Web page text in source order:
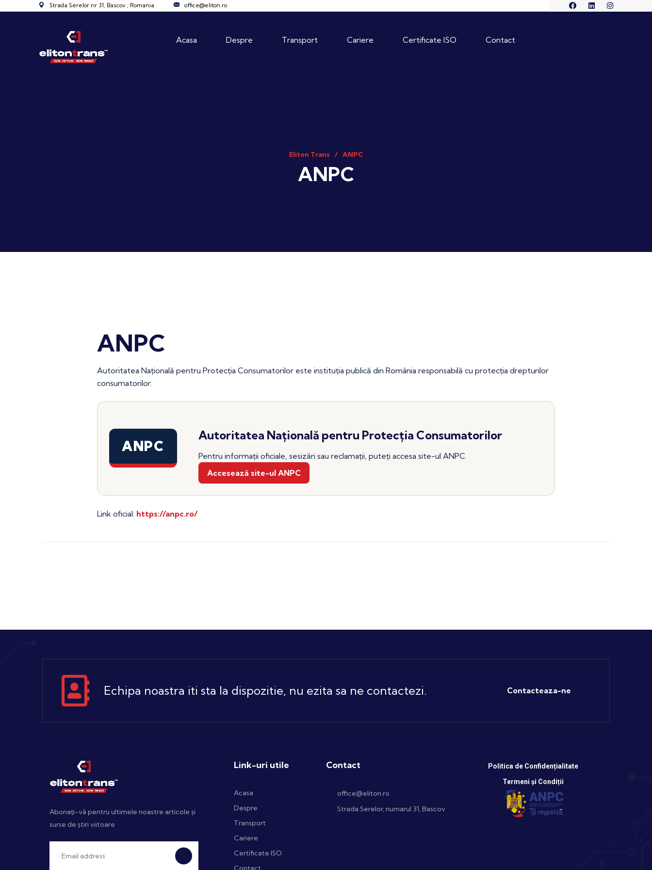
Strada Serelor nr 31, Bascov , Romania office@eliton.ro
Acasa Despre Transport Cariere Certificate ISO Contact
Eliton Trans ANPC
ANPC
ANPC
Autoritatea Națională pentru Protecția Consumatorilor este instituția publică din România responsabilă cu protecția drepturilor
consumatorilor.
ANPC
Autoritatea Națională pentru Protecția Consumatorilor
Pentru informații oficiale, sesizări sau reclamații, puteți accesa site-ul ANPC.
Accesează site-ul ANPC
Link oficial: https://anpc.ro/
Echipa noastra iti sta la dispozitie, nu ezita sa ne contactezi. Contacteaza-ne
Abonați-vă pentru ultimele noastre articole și
surse de știri viitoare
Link-uri utile
Acasa
Despre
Transport
Cariere
Certificate ISO
Contact
Contact
office@eliton.ro
Strada Serelor, numarul 31, Bascov
Politica de Confidențialitate
Termeni și Condiții